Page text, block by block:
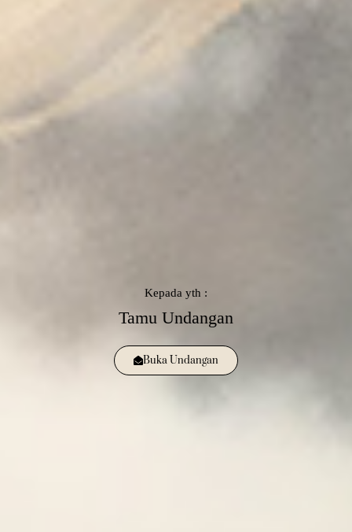
Kepada yth :
Tamu Undangan
Buka Undangan